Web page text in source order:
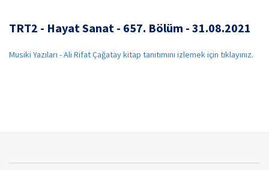
TRT2 - Hayat Sanat - 657. Bölüm - 31.08.2021
Musiki Yazıları - Ali Rifat Çağatay kitap tanıtımını izlemek için tıklayınız.